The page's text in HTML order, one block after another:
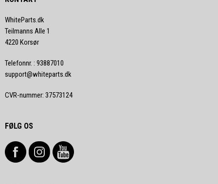
WhiteParts.dk
Teilmanns Alle 1
4220 Korsør
Telefonnr. : 93887010
support@whiteparts.dk
CVR-nummer: 37573124
FØLG OS